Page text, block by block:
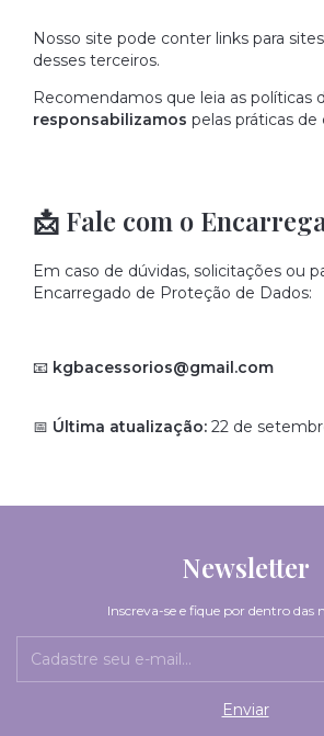
Nosso site pode conter links para
desses terceiros.
Recomendamos que leia as
responsabilizamos pelas práticas
📩 Fale com o
Em caso de dúvidas, solicitações ou
Encarregado de Proteção de Dados:
📧 kgbacessorios@gmail.com
📅 Última atualização: 22 de
Newsletter
Inscreva-se e fique por dentro das